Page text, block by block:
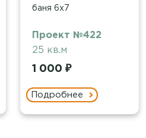
баня 6х7
Проект №422
25 кв.м
1 000 ₽
Подробнее